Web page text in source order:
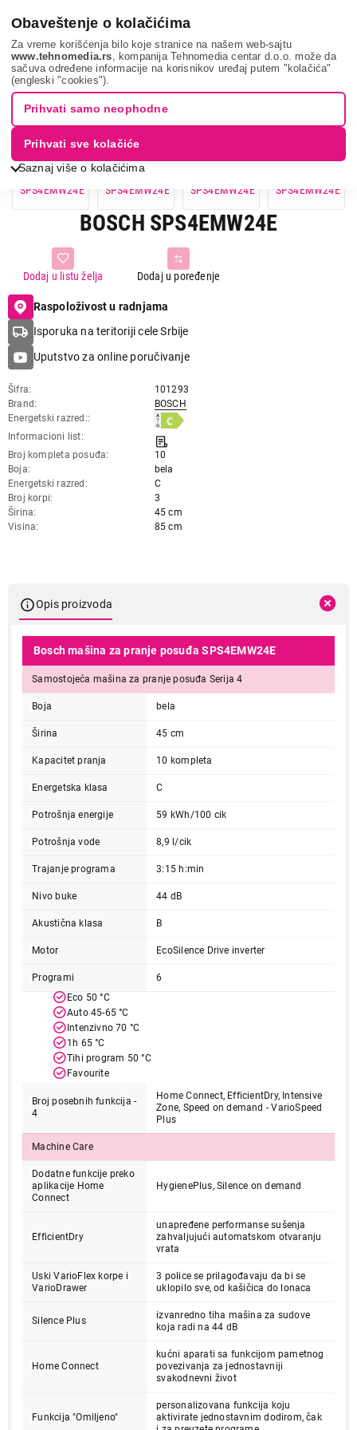
Obaveštenje o kolačićima
Za vreme korišćenja bilo koje stranice na našem web-sajtu
www.tehnomedia.rs , kompanija Tehnomedia centar d.o.o. može da
sačuva određene informacije na korisnikov uređaj putem "kolačića"
(engleski "cookies").
Saznaj više o kolačićima
Prihvati samo neophodne
Prihvati sve kolačiće
Bosch sps4emw24...
BOSCH SPS4EMW24E
Dodaj u poređenje
Dodaj u listu želja
Raspoloživost u radnjama
Isporuka na teritoriji cele Srbije
Uputstvo za online poručivanje
Šifra
101293
Brand
BOSCH
Energetski razred:
Informacioni list
Broj kompleta posuđa
10
Boja
bela
Energetski razred
C
Broj korpi
3
Širina
45 cm
Visina
85 cm
Opis proizvoda
Bosch mašina za pranje posuđa SPS4EMW24E
Samostojeća mašina za pranje posuđa Serija 4
Boja bela
Širina 45 cm
Kapacitet pranja 10 kompleta
Energetska klasa C
Potrošnja energije 59 kWh/100 cik
Potrošnja vode 8,9 l/cik
Trajanje programa 3:15 h:min
Nivo buke 44 dB
Akustična klasa B
Motor EcoSilence Drive inverter
Programi
6
Eco 50 °C
Auto 45-65 °C
Intenzivno 70 °C
1h 65 °C
Tihi program 50 °C
Favourite
Broj posebnih funkcija -
4
Home Connect, EfficientDry, Intensive
Zone, Speed on demand - VarioSpeed
Plus
Machine Care
Dodatne funkcije preko
aplikacije Home
Connect
HygienePlus, Silence on demand
EfficientDry
unapređene performanse sušenja
zahvaljujući automatskom otvaranju
vrata
Uski VarioFlex korpe i
VarioDrawer
3 police se prilagođavaju da bi se
uklopilo sve, od kašičica do lonaca
Silence Plus
izvanredno tiha mašina za sudove
koja radi na 44 dB
Home Connect
kućni aparati sa funkcijom pametnog
povezivanja za jednostavniji
svakodnevni život
Funkcija "Omiljeno"
personalizovana funkcija koju
aktivirate jednostavnim dodirom, čak
MAŠINE ZA PRANJE SUDOVA
BOSCH SPS4EMW24E
Proizvod je dodat u korpu.
Nastavi kupovinu
Završi kupovinu